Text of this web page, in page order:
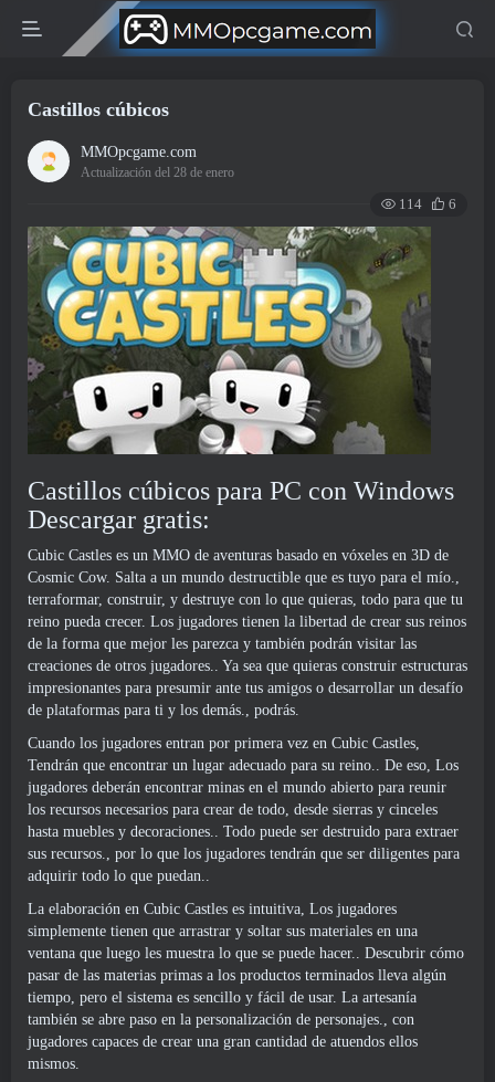
Castillos cúbicos
MMOpcgame.com
Actualización del 28 de enero
114 6
Castillos cúbicos para PC con Windows
Descargar gratis:
Cubic Castles es un MMO de aventuras basado en vóxeles en 3D de
Cosmic Cow. Salta a un mundo destructible que es tuyo para el mío.,
terraformar, construir, y destruye con lo que quieras, todo para que tu
reino pueda crecer. Los jugadores tienen la libertad de crear sus reinos
de la forma que mejor les parezca y también podrán visitar las
creaciones de otros jugadores.. Ya sea que quieras construir estructuras
impresionantes para presumir ante tus amigos o desarrollar un desafío
de plataformas para ti y los demás., podrás.
Cuando los jugadores entran por primera vez en Cubic Castles,
Tendrán que encontrar un lugar adecuado para su reino.. De eso, Los
jugadores deberán encontrar minas en el mundo abierto para reunir
los recursos necesarios para crear de todo, desde sierras y cinceles
hasta muebles y decoraciones.. Todo puede ser destruido para extraer
sus recursos., por lo que los jugadores tendrán que ser diligentes para
adquirir todo lo que puedan..
La elaboración en Cubic Castles es intuitiva, Los jugadores
simplemente tienen que arrastrar y soltar sus materiales en una
ventana que luego les muestra lo que se puede hacer.. Descubrir cómo
pasar de las materias primas a los productos terminados lleva algún
tiempo, pero el sistema es sencillo y fácil de usar. La artesanía
también se abre paso en la personalización de personajes., con
jugadores capaces de crear una gran cantidad de atuendos ellos
mismos.